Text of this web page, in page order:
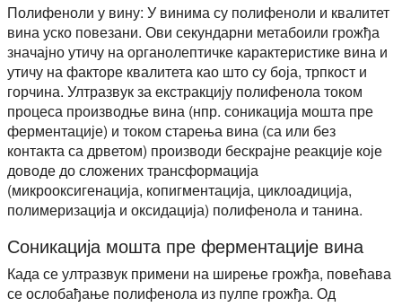
Полифеноли у вину: У винима су полифеноли и квалитет
вина уско повезани. Ови секундарни метабоили грожђа
значајно утичу на органолептичке карактеристике вина и
утичу на факторе квалитета као што су боја, трпкост и
горчина. Ултразвук за екстракцију полифенола током
процеса производње вина (нпр. соникација мошта пре
ферментације) и током старења вина (са или без
контакта са дрветом) производи бескрајне реакције које
доводе до сложених трансформација
(микрооксигенација, копигментација, циклоадиција,
полимеризација и оксидација) полифенола и танина.
Соникација мошта пре ферментације вина
Када се ултразвук примени на ширење грожђа, повећава
се ослобађање полифенола из пулпе грожђа. Од